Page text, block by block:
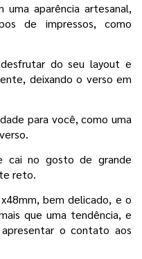
uma aparência artesanal,
de impressos, como
do seu layout e
deixando o verso em
para você, como uma
cai no gosto de grande
reto.
bem delicado, e o
que uma tendência, e
o contato aos